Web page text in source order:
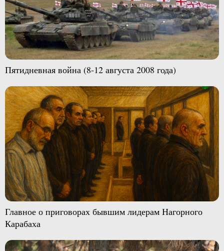
Пятидневная война (8-12 августа 2008 года)
Главное о приговорах бывшим лидерам Нагорного
Карабаха